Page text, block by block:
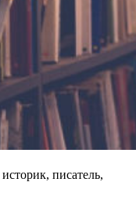
историк, писатель,